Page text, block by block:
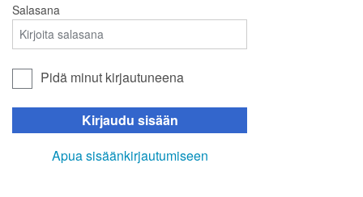
Salasana
Pidä minut kirjautuneena
Kirjaudu sisään
Apua sisäänkirjautumiseen